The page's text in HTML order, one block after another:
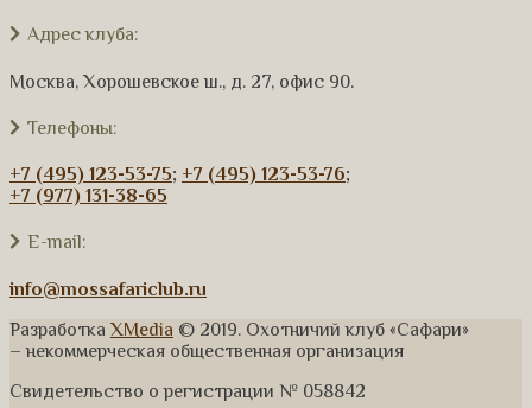
Адрес клуба:
Москва, Хорошевское ш., д. 27, офис 90.
Телефоны:
+7 (495) 123-53-75; +7 (495) 123-53-76;
+7 (977) 131-38-65
E-mail:
info@mossafariclub.ru
Разработка XMedia © 2019. Охотничий клуб «Сафари»
– некоммерческая общественная организация
Свидетельство о регистрации № 058842